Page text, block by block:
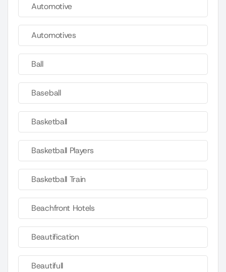
Automotive
Automotives
Ball
Baseball
Basketball
Basketball Players
Basketball Train
Beachfront Hotels
Beautification
Beautifull